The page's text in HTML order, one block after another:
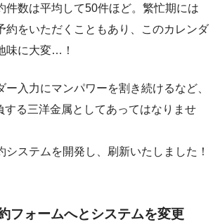
件数は平均して50件ほど。繁忙期には
約をいただくこともあり、このカレンダ
味に大変…！
ー入力にマンパワーを割き続けるなど、
する三洋金属としてあってはなりませ
システムを開発し、刷新いたしました！
フォームへとシステムを変更